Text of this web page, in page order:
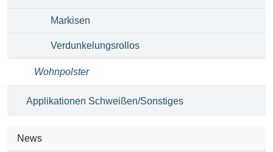
Markisen
Verdunkelungsrollos
Wohnpolster
Applikationen Schweißen/Sonstiges
News